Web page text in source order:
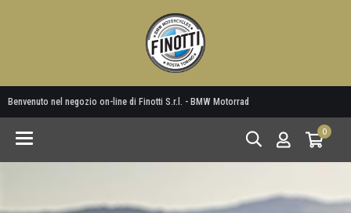
Benvenuto nel negozio on-line di Finotti S.r.l. - BMW Motorrad
Toggle
0